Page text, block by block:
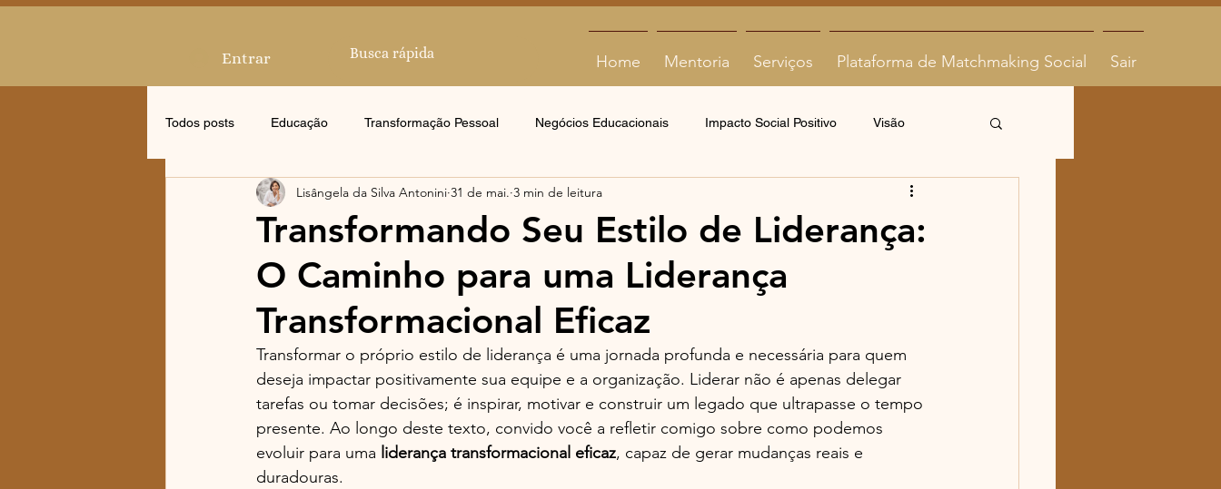
Entrar Home Mentoria Serviços Plataforma de Matchmaking Social Sair
Todos posts Educação Transformação Pessoal Negócios Educacionais Impacto Social Positivo Visão
Mentorias
Transformando Seu Estilo de Liderança:
O Caminho para uma Liderança
Transformacional Eficaz
Lisângela da Silva Antonini 31 de mai. 3 min de leitura
Transformar o próprio estilo de liderança é uma jornada profunda e necessária para quem
deseja impactar positivamente sua equipe e a organização. Liderar não é apenas delegar
tarefas ou tomar decisões; é inspirar, motivar e construir um legado que ultrapasse o tempo
presente. Ao longo deste texto, convido você a refletir comigo sobre como podemos
evoluir para uma liderança transformacional eficaz, capaz de gerar mudanças reais e
duradouras.